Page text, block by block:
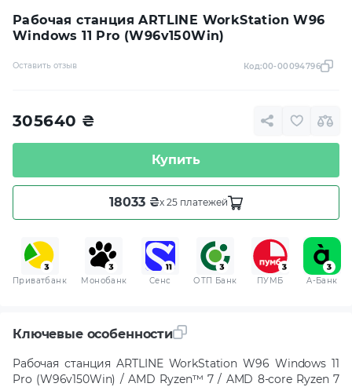
Рабочая станция ARTLINE WorkStation W96
Windows 11 Pro (W96v150Win)
Оставить отзыв Код:00-00094796
305640 ₴
Купить
18033 ₴x 25 платежей
Приватбанк Монобанк Сенс ОТП Банк ПУМБ A-Банк
Ключевые особенности
Рабочая станция ARTLINE WorkStation W96 Windows 11
Pro (W96v150Win) / AMD Ryzen™ 7 / AMD 8-core Ryzen 7